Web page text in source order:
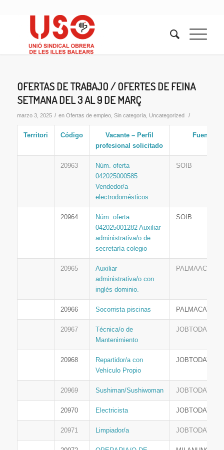
OFERTAS DE TRABAJO / OFERTES DE FEINA
SETMANA DEL 3 AL 9 DE MARÇ
marzo 3, 2025 / en Ofertas de empleo, Sin categoría, Uncategorized /
Territori Código
Vacante – Perfil
profesional solicitado
Fuente
20963
Núm. oferta
042025000585
Vendedor/a
electrodomésticos
SOIB
20964
Núm. oferta
042025001282 Auxiliar
administrativa/o de
secretaría colegio
SOIB
20965
Auxiliar
administrativa/o con
inglés dominio.
PALMAACTIVA
20966 Socorrista piscinas PALMACATIVA
20967
Técnica/o de
Mantenimiento
JOBTODAY
20968
Repartidor/a con
Vehículo Propio
JOBTODAY
20969 Sushiman/Sushiwoman JOBTODAY
20970 Electricista JOBTODAY
20971 Limpiador/a JOBTODAY